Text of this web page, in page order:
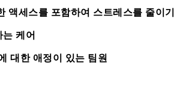
액세스를 포함하여 스트레스를 줄이
케어
대한 애정이 있는 팀원